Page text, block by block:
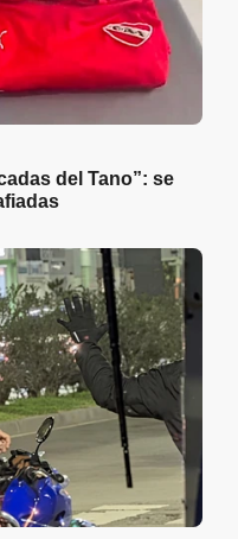
del Tano”: se